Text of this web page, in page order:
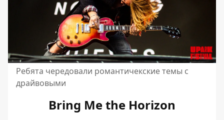
Ребята чередовали романтичекские темы с
драйвовыми
Bring Me the Horizon